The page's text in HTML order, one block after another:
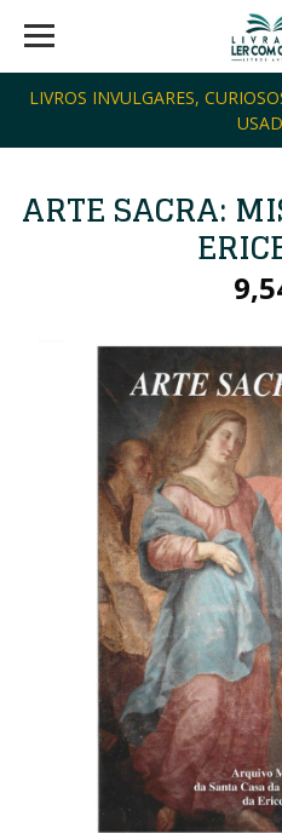
LIVROS INVULGARES,
ARTE SACRA: